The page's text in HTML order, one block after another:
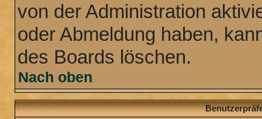
von der Administration
oder Abmeldung haben,
des Boards löschen.
Nach oben